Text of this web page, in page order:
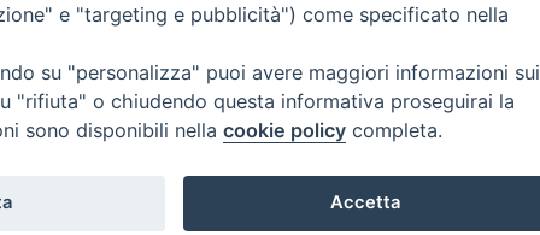
e "targeting e pubblicità") come specificato nella
su "personalizza" puoi avere maggiori informazioni sui
"rifiuta" o chiudendo questa informativa proseguirai la
sono disponibili nella cookie policy completa.
Accetta